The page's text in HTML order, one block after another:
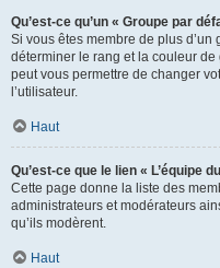
Qu’est-ce qu’un « Groupe par
Si vous êtes membre de plus
déterminer le rang et la couleur de
peut vous permettre de changer
l’utilisateur.
Haut
Qu’est-ce que le lien « L’équipe
Cette page donne la liste des
administrateurs et modérateurs
qu’ils modèrent.
Haut